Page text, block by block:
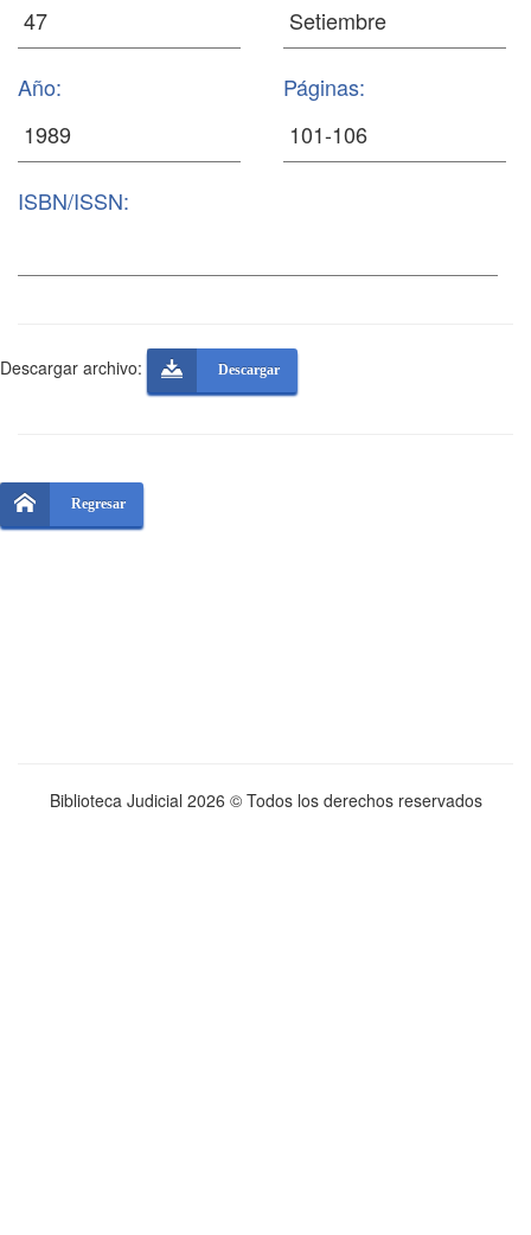
Año: Páginas:
ISBN/ISSN:
Descargar archivo: Descargar
Regresar
Biblioteca Judicial 2026 © Todos los derechos reservados